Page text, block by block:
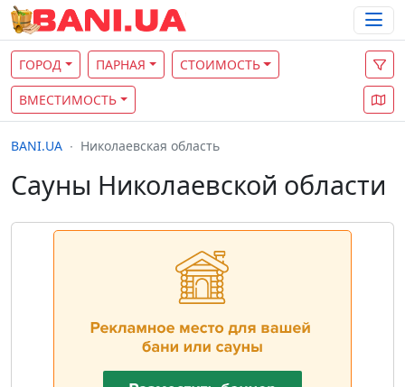
ГОРОД ПАРНАЯ СТОИМОСТЬ
ВМЕСТИМОСТЬ
BANI.UA Николаевская область
Сауны Николаевской области